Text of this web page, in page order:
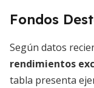
Fondos
Según datos
rendimientos
tabla presenta